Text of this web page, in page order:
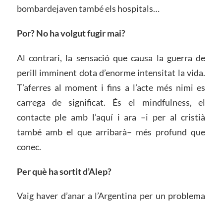
bombardejaven també els hospitals…
Por? No ha volgut fugir mai?
Al contrari, la sensació que causa la guerra de
perill imminent dota d’enorme intensitat la vida.
T’aferres al moment i fins a l’acte més nimi es
carrega de significat. És el mindfulness, el
contacte ple amb l’aquí i ara –i per al cristià
també amb el que arribarà– més profund que
conec.
Per què ha sortit d’Alep?
Vaig haver d’anar a l’Argentina per un problema